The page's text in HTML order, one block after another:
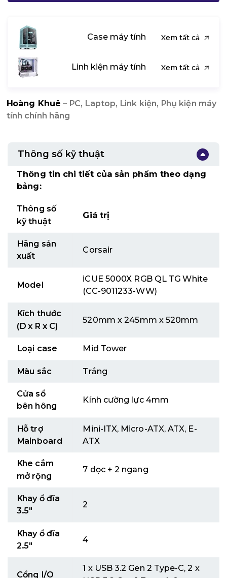
Case máy tính Xem tất cả
Linh kiện máy tính Xem tất cả
Hoàng Khuê – PC, Laptop, Link kiện, Phụ kiện máy
tính chính hãng
Thông số kỹ thuật
Thông tin chi tiết của sản phẩm theo dạng
bảng:
Thông số
kỹ thuật
Giá trị
Hãng sản
xuất
Corsair
Model
iCUE 5000X RGB QL TG White
(CC-9011233-WW)
Kích thước
(D x R x C)
520mm x 245mm x 520mm
Loại case Mid Tower
Màu sắc Trắng
Cửa sổ
bên hông
Kính cường lực 4mm
Hỗ trợ
Mainboard
Mini-ITX, Micro-ATX, ATX, E-
ATX
Khe cắm
mở rộng
7 dọc + 2 ngang
Khay ổ đĩa
3.5″
2
Khay ổ đĩa
2.5″
4
Cổng I/O
1 x USB 3.2 Gen 2 Type-C, 2 x